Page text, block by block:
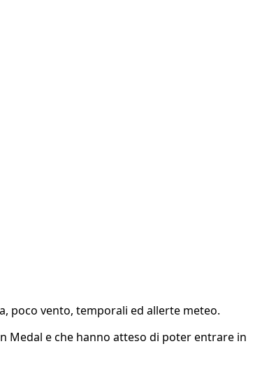
poco vento, temporali ed allerte meteo.
Medal e che hanno atteso di poter entrare in